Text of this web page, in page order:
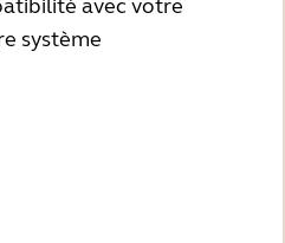
avec votre
système